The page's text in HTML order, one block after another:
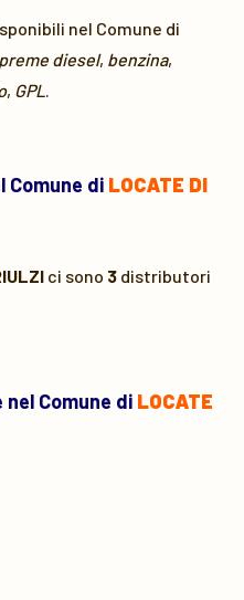
nel Comune di
diesel, benzina,
, GPL.
Comune di LOCATE DI
ci sono 3 distributori
Comune di LOCATE